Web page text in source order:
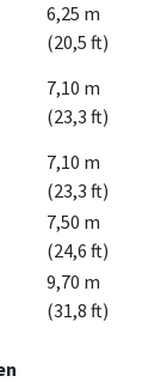
6,25 m
(20,5 ft)
7,10 m
(23,3 ft)
7,10 m
(23,3 ft)
7,50 m
(24,6 ft)
9,70 m
(31,8 ft)